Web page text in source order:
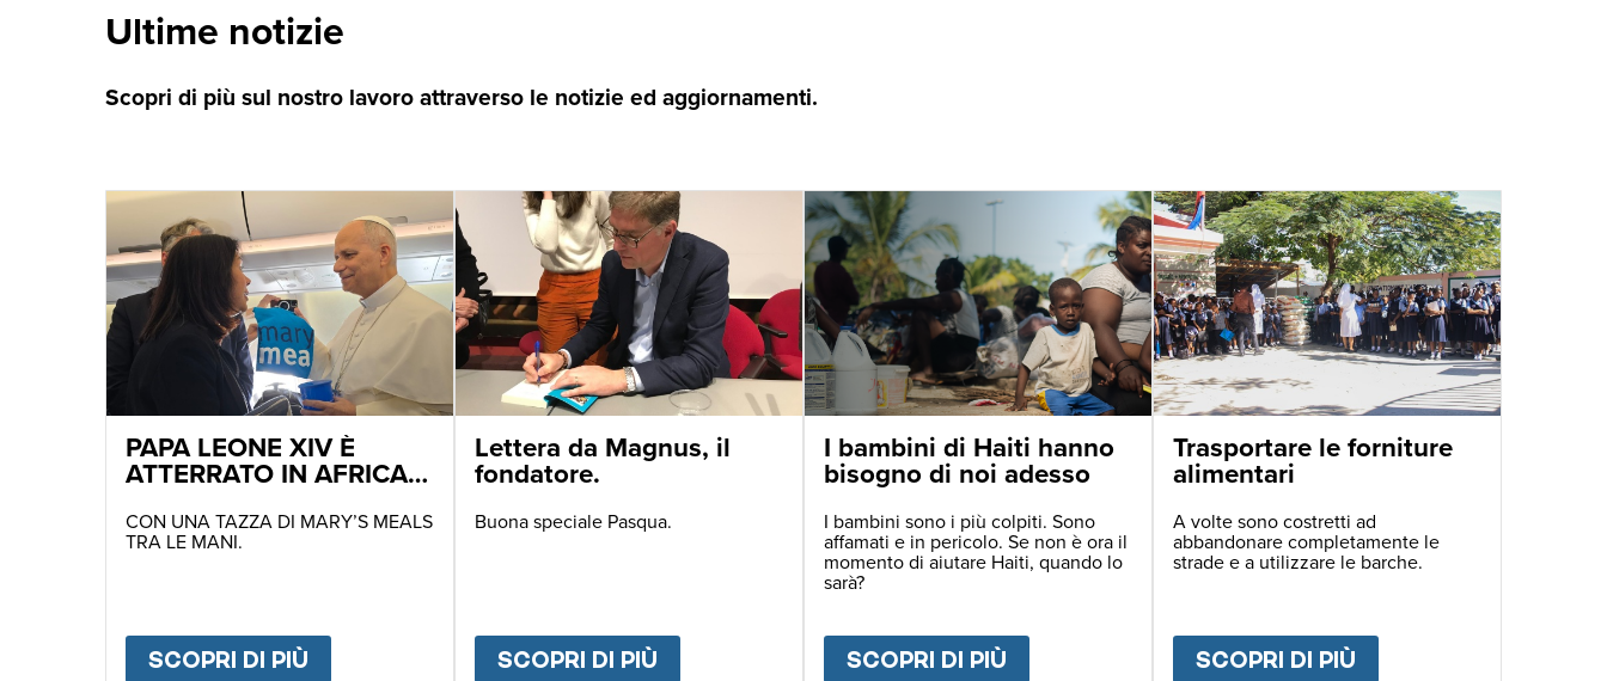
Ultime notizie
Scopri di più sul nostro lavoro attraverso le notizie ed aggiornamenti.
PAPA LEONE XIV È
ATTERRATO IN AFRICA
OGGI
CON UNA TAZZA DI MARY’S MEALS
TRA LE MANI.
SCOPRI DI PIÙ PAPA LEONE XIV È ATTERRATO IN AFRICA NELLE PRIME ORE DI OGGI
Lettera da Magnus, il
fondatore.
Buona speciale Pasqua.
SCOPRI DI PIÙ LETTERA DA MAGNUS, IL FONDATORE.
I bambini di Haiti hanno
bisogno di noi adesso
I bambini sono i più colpiti. Sono
affamati e in pericolo. Se non è ora il
momento di aiutare Haiti, quando lo
sarà?
SCOPRI DI PIÙ I BAMBINI DI HAITI HANNO BISOGNO DI NOI
Trasportare le forniture
alimentari
A volte sono costretti ad
abbandonare completamente le
strade e a utilizzare le barche.
SCOPRI DI PIÙ